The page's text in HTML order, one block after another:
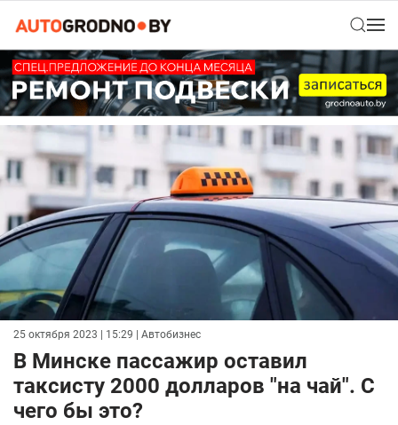
25 октября 2023 | 15:29 | Автобизнес
В Минске пассажир оставил
таксисту 2000 долларов "на чай". С
чего бы это?